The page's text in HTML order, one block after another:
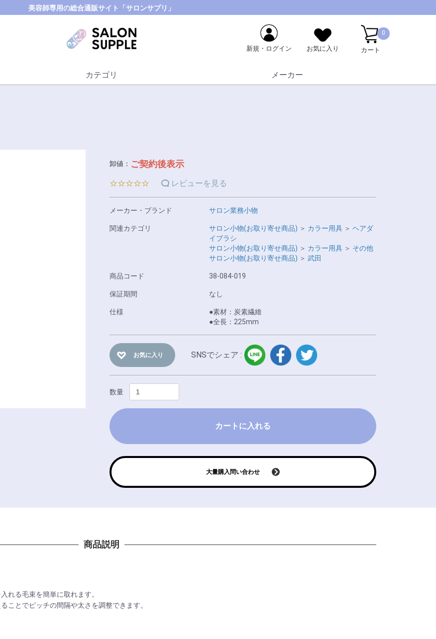
美容師専用の総合通販サイト「サロンサプリ」
新規・ログイン お気に入り
0
カート
カテゴリ メーカー
卸値： ご契約後表示
☆☆☆☆☆ レビューを見る
メーカー・ブランド サロン業務小物
関連カテゴリ サロン小物(お取り寄せ商品) ＞ カラー用具 ＞ ヘアダ
イブラシ
サロン小物(お取り寄せ商品) ＞ カラー用具 ＞ その他
サロン小物(お取り寄せ商品) ＞ 武田
商品コード 38-084-019
保証期間 なし
仕様
●素材：炭素繊維
●全長：225mm
お気に入り SNSでシェア :
LINE facebook
数量
カートに入れる
大量購入問い合わせ
商品説明
れる毛束を簡単に取れます。
ことでピッチの間隔や太さを調整できます。